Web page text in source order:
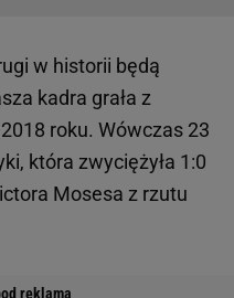
w historii będą
kadra grała z
roku. Wówczas 23
która zwyciężyła 1:0
Mosesa z rzutu